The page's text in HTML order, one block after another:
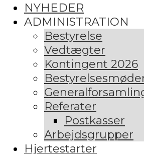
NYHEDER
ADMINISTRATION
Bestyrelse
Vedtægter
Kontingent 2026
Referater
Postkasser
Arbejdsgrupper
Hjertestarter